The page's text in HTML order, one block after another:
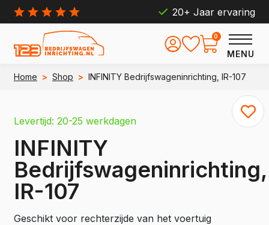
20+ Jaar ervaring
MENU
0
Home > Shop > INFINITY Bedrijfswageninrichting, IR-107
Levertijd: 20-25 werkdagen
INFINITY
Bedrijfswageninrichting,
IR-107
Geschikt voor rechterzijde van het voertuig